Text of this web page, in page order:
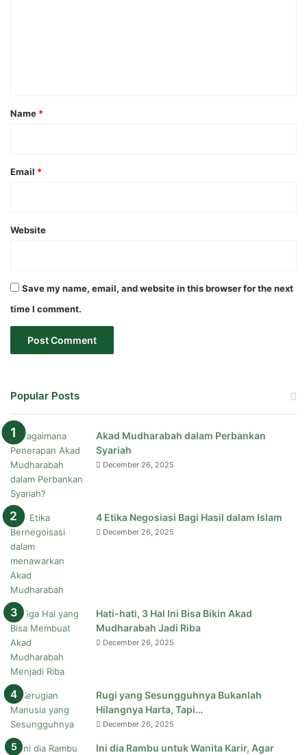
*
Name *
Email *
Website
Save my name, email, and website in this browser for the next
time I comment.
Popular Posts
Akad Mudharabah dalam Perbankan
Syariah
December 26, 2025
4 Etika Negosiasi Bagi Hasil dalam Islam
December 26, 2025
Hati-hati, 3 Hal Ini Bisa Bikin Akad
Mudharabah Jadi Riba
December 26, 2025
Rugi yang Sesungguhnya Bukanlah
Hilangnya Harta, Tapi…
December 26, 2025
Ini dia Rambu untuk Wanita Karir, Agar